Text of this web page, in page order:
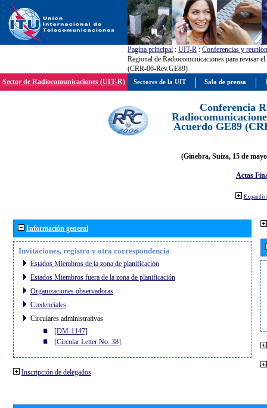
Pagína principal : UIT-R : Conferencias y
Regional de Radiocomunicaciones para revisar
(CRR-06-Rev.GE89)
Sector de Radiocomunicaciones (UIT-R)
Conferencia
Acuerdo GE89
(Ginebra, Suiza, 15 de
Actas
Expandir
Información general
Invitaciones, registro y otra correspondencia
Estados Miembros de la zona de planificación
Estados Miembros fuera de la zona de planificación
Organizaciones observadoras
Credenciales
Circulares administrativas
[DM-1147]
[Circular Letter No. 38]
Inscripción de delegados
Sectores de la UIT Sala de prensa